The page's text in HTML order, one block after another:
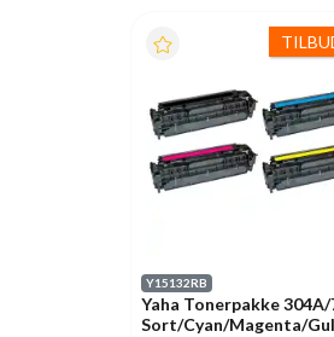
Y15132RB
Yaha Tonerpakke 304A/
Sort/Cyan/Magenta/Gul